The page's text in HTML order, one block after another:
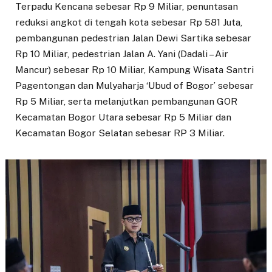
Terpadu Kencana sebesar Rp 9 Miliar, penuntasan
reduksi angkot di tengah kota sebesar Rp 581 Juta,
pembangunan pedestrian Jalan Dewi Sartika sebesar
Rp 10 Miliar, pedestrian Jalan A. Yani (Dadali – Air
Mancur) sebesar Rp 10 Miliar, Kampung Wisata Santri
Pagentongan dan Mulyaharja ‘Ubud of Bogor’ sebesar
Rp 5 Miliar, serta melanjutkan pembangunan GOR
Kecamatan Bogor Utara sebesar Rp 5 Miliar dan
Kecamatan Bogor Selatan sebesar RP 3 Miliar.